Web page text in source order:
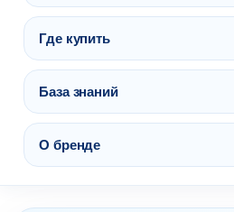
Где купить
База знаний
О бренде